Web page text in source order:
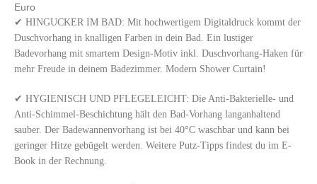
Euro
✔ HINGUCKER IM BAD: Mit hochwertigem Digitaldruck kommt der
Duschvorhang in knalligen Farben in dein Bad. Ein lustiger
Badevorhang mit smartem Design-Motiv inkl. Duschvorhang-Haken für
mehr Freude in deinem Badezimmer. Modern Shower Curtain!
✔ HYGIENISCH UND PFLEGELEICHT: Die Anti-Bakterielle- und
Anti-Schimmel-Beschichtung hält den Bad-Vorhang langanhaltend
sauber. Der Badewannenvorhang ist bei 40°C waschbar und kann bei
geringer Hitze gebügelt werden. Weitere Putz-Tipps findest du im E-
Book in der Rechnung.